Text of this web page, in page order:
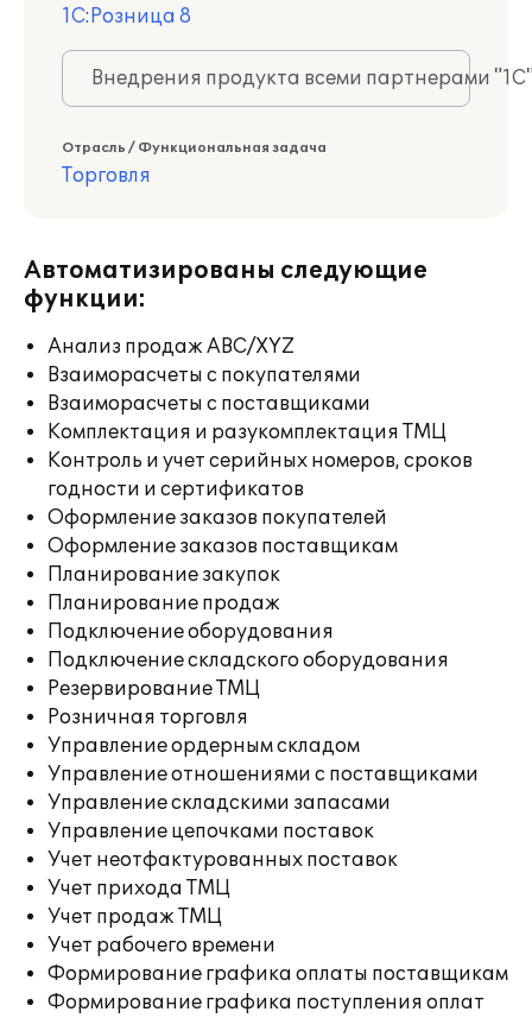
1С:Розница 8
Внедрения продукта всеми партнерами
Отрасль / Функциональная задача
Торговля
Автоматизированы следующие
функции:
Анализ продаж ABC/XYZ
Взаиморасчеты с покупателями
Взаиморасчеты с поставщиками
Комплектация и разукомплектация ТМЦ
Контроль и учет серийных номеров, сроков
годности и сертификатов
Оформление заказов покупателей
Оформление заказов поставщикам
Планирование закупок
Планирование продаж
Подключение оборудования
Подключение складского оборудования
Резервирование ТМЦ
Розничная торговля
Управление ордерным складом
Управление отношениями с поставщиками
Управление складскими запасами
Управление цепочками поставок
Учет неотфактурованных поставок
Учет прихода ТМЦ
Учет продаж ТМЦ
Учет рабочего времени
Формирование графика оплаты поставщикам
Формирование графика поступления оплат